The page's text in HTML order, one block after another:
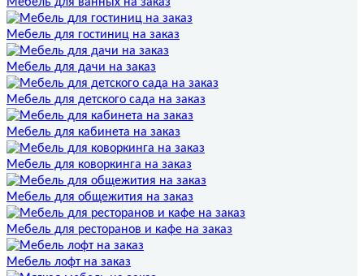
Мебель для гостиниц на заказ
Мебель для дачи на заказ
Мебель для детского сада на заказ
Мебель для кабинета на заказ
Мебель для коворкинга на заказ
Мебель для общежития на заказ
Мебель для ресторанов и кафе на заказ
Мебель лофт на заказ